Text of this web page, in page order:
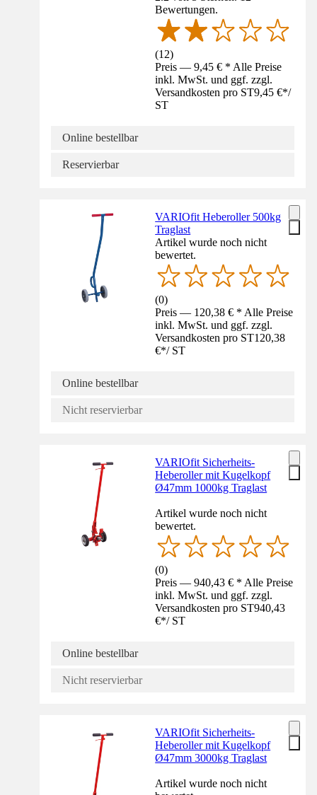
Bewertungen.
(12)
Preis — 9,45 € * Alle Preise
inkl. MwSt. und ggf. zzgl.
Versandkosten pro ST9,45 €*/
ST
Online bestellbar
Reservierbar
VARIOfit Heberoller 500kg
Traglast
Artikel wurde noch nicht
bewertet.
(0)
Preis — 120,38 € * Alle Preise
inkl. MwSt. und ggf. zzgl.
Versandkosten pro ST120,38
€*/ ST
Online bestellbar
Nicht reservierbar
VARIOfit Sicherheits-
Heberoller mit Kugelkopf
Ø47mm 1000kg Traglast
Artikel wurde noch nicht
bewertet.
(0)
Preis — 940,43 € * Alle Preise
inkl. MwSt. und ggf. zzgl.
Versandkosten pro ST940,43
€*/ ST
Online bestellbar
Nicht reservierbar
VARIOfit Sicherheits-
Heberoller mit Kugelkopf
Ø47mm 3000kg Traglast
Artikel wurde noch nicht